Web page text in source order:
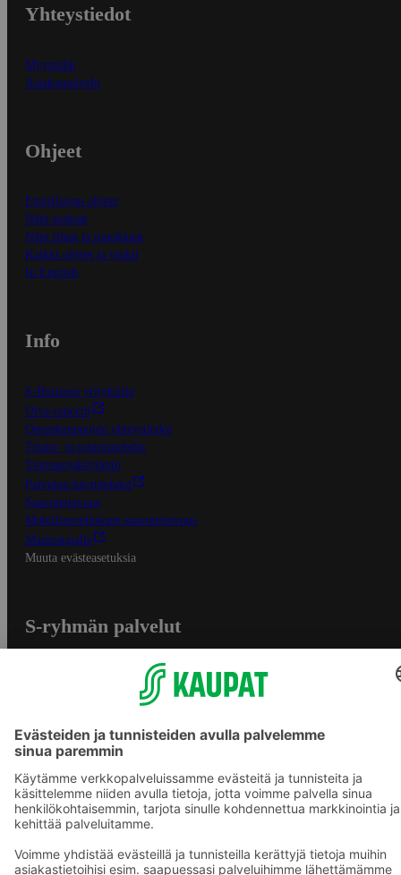
Yhteystiedot
Myymälät
Asiakaspalvelu
Ohjeet
Ensitilaajan ohjeet
Näin maksat
Näin tilaat ja muokkaat
Kaikki ohjeet ja vinkit
In English
Info
S-Business yrityksille
Oiva-raportit
Osuuskauppojen yhteystiedot
Tilaus- ja toimitusehdot
Tietosuojakäytäntö
Palvelun käyttöehdot
Saavutettavuus
Mobiilisovelluksen saavutettavuus
Mainostajalle
Muuta evästeasetuksia
S-ryhmän palvelut
S-ostoslista -sovellus
Prisma.fi
Sokos.fi
S-Pankki
Yhteishyvä
Sokos Hotels
Raflaamo